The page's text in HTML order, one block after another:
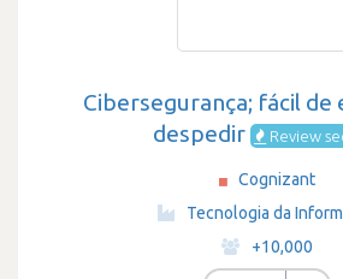
Cibersegurança; fácil de
despedir
Review
Cognizant
Tecnologia da
·
+10,000
·